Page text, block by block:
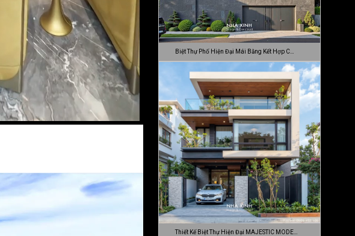
Biệt Thự Phố Hiện Đại Mái Bằng Kết Hợp C…
Thiết Kế Biệt Thự Hiện Đại MAJESTIC MODE…